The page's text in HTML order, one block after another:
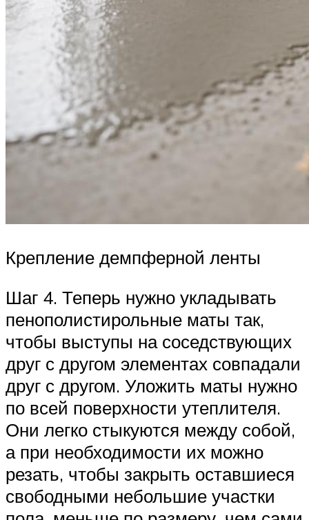
Крепление демпферной ленты
Шаг 4. Теперь нужно укладывать
пенополистирольные маты так,
чтобы выступы на соседствующих
друг с другом элементах совпадали
друг с другом. Уложить маты нужно
по всей поверхности утеплителя.
Они легко стыкуются между собой,
а при необходимости их можно
резать, чтобы закрыть оставшиеся
свободными небольшие участки